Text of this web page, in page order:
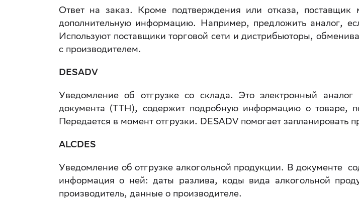
Ответ на заказ. Кроме подтверждения или отказа, поставщик
дополнительную информацию. Например, предложить аналог,
Используют поставщики торговой сети и дистрибьюторы,
с производителем.
DESADV
Уведомление об отгрузке со склада. Это электронный аналог
документа (ТТН), содержит подробную информацию о товаре,
Передается в момент отгрузки. DESADV помогает запланировать
ALCDES
Уведомление об отгрузке алкогольной продукции. В документе
информация о ней: даты разлива, коды вида алкогольной
производитель, данные о производителе.